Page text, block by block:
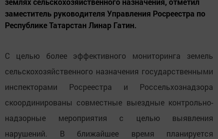
заместитель руководителя Управления Росреестра по
Республике Татарстан Линар Гатин.
С целью более эффективного мониторинга земель
сельскохозяйственного назначения государственными
инспекторами Росреестра и Россельхознадзора
скоординированы совместные выездные контрольно-
надзорные мероприятия с целью выявления
нарушений. В ближайшее время планируется